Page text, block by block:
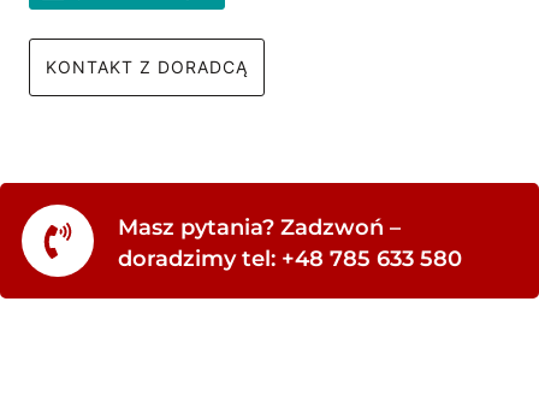
KONTAKT Z DORADCĄ
Masz pytania? Zadzwoń –
doradzimy tel: +48 785 633 580